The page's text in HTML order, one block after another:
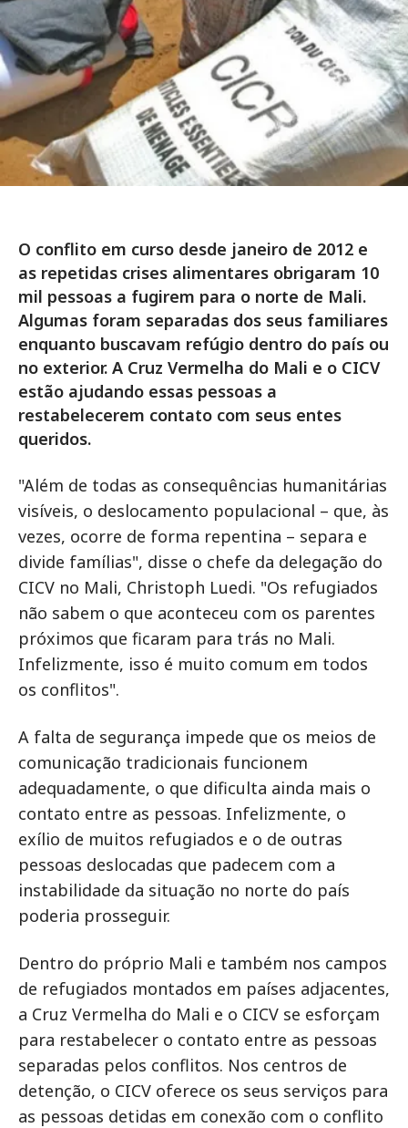
O conflito em curso desde janeiro de 2012 e
as repetidas crises alimentares obrigaram 10
mil pessoas a fugirem para o norte de Mali.
Algumas foram separadas dos seus familiares
enquanto buscavam refúgio dentro do país ou
no exterior. A Cruz Vermelha do Mali e o CICV
estão ajudando essas pessoas a
restabelecerem contato com seus entes
queridos.
"Além de todas as consequências humanitárias
visíveis, o deslocamento populacional – que, às
vezes, ocorre de forma repentina – separa e
divide famílias", disse o chefe da delegação do
CICV no Mali, Christoph Luedi. "Os refugiados
não sabem o que aconteceu com os parentes
próximos que ficaram para trás no Mali.
Infelizmente, isso é muito comum em todos
os conflitos".
A falta de segurança impede que os meios de
comunicação tradicionais funcionem
adequadamente, o que dificulta ainda mais o
contato entre as pessoas. Infelizmente, o
exílio de muitos refugiados e o de outras
pessoas deslocadas que padecem com a
instabilidade da situação no norte do país
poderia prosseguir.
Dentro do próprio Mali e também nos campos
de refugiados montados em países adjacentes,
a Cruz Vermelha do Mali e o CICV se esforçam
para restabelecer o contato entre as pessoas
separadas pelos conflitos. Nos centros de
detenção, o CICV oferece os seus serviços para
as pessoas detidas em conexão com o conflito